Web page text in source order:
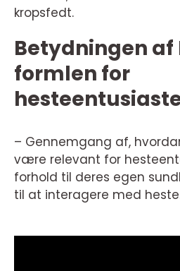
kropsfedt.
Betydningen af
formlen for
– Gennemgang af,
være relevant for
forhold til deres egen
til at interagere med